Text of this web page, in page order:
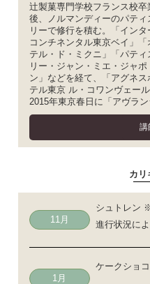
辻製菓専門学校フランス校卒
後、ノルマンディーのパティ
リーで修行を積む。「インタ
コンチネンタル東京ベイ」「
テル・ド・ミクニ」「パティ
リー・ジャン・ミエ・ジャポ
ン」などを経て、「アグネス
テル東京 ル・コワンヴェー
2015年東京春日に「アヴラ
講
カリ
11月
シュトレン
進行状況に
1月
ケークショ